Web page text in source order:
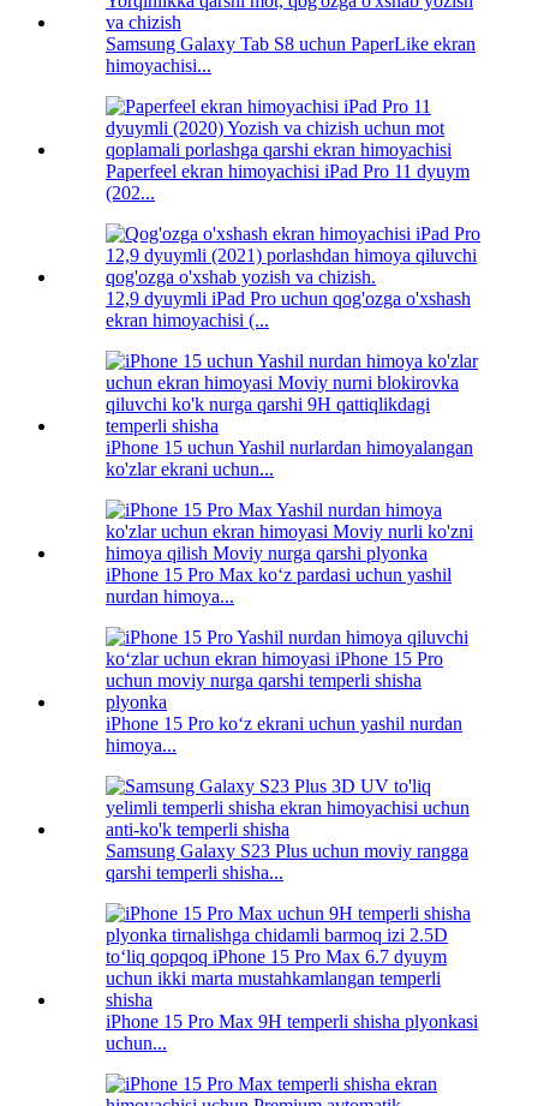
Samsung Galaxy Tab S8 uchun PaperLike ekran
himoyachisi...
Paperfeel ekran himoyachisi iPad Pro 11 dyuym
(202...
12,9 dyuymli iPad Pro uchun qog'ozga o'xshash
ekran himoyachisi (...
iPhone 15 uchun Yashil nurlardan himoyalangan
ko'zlar ekrani uchun...
iPhone 15 Pro Max koʻz pardasi uchun yashil
nurdan himoya...
iPhone 15 Pro koʻz ekrani uchun yashil nurdan
himoya...
Samsung Galaxy S23 Plus uchun moviy rangga
qarshi temperli shisha...
iPhone 15 Pro Max 9H temperli shisha plyonkasi
uchun...